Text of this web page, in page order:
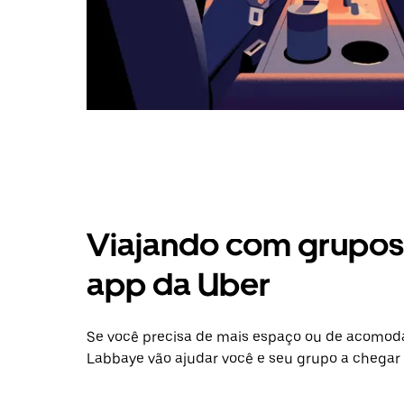
Viajando com
app da Uber
Se você precisa de mais espaço ou de
Labbaye vão ajudar você e seu grupo a